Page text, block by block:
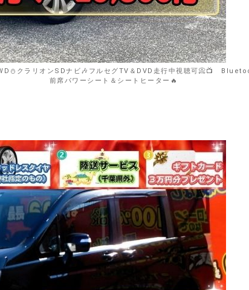
クラリオンSDナビ🎶フルセグTV＆DVD走行中視聴可📀📺
前席パワーシート＆シートヒーター🔥